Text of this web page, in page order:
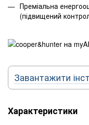
Преміальна
(підвищений
Завантажити
Характеристики